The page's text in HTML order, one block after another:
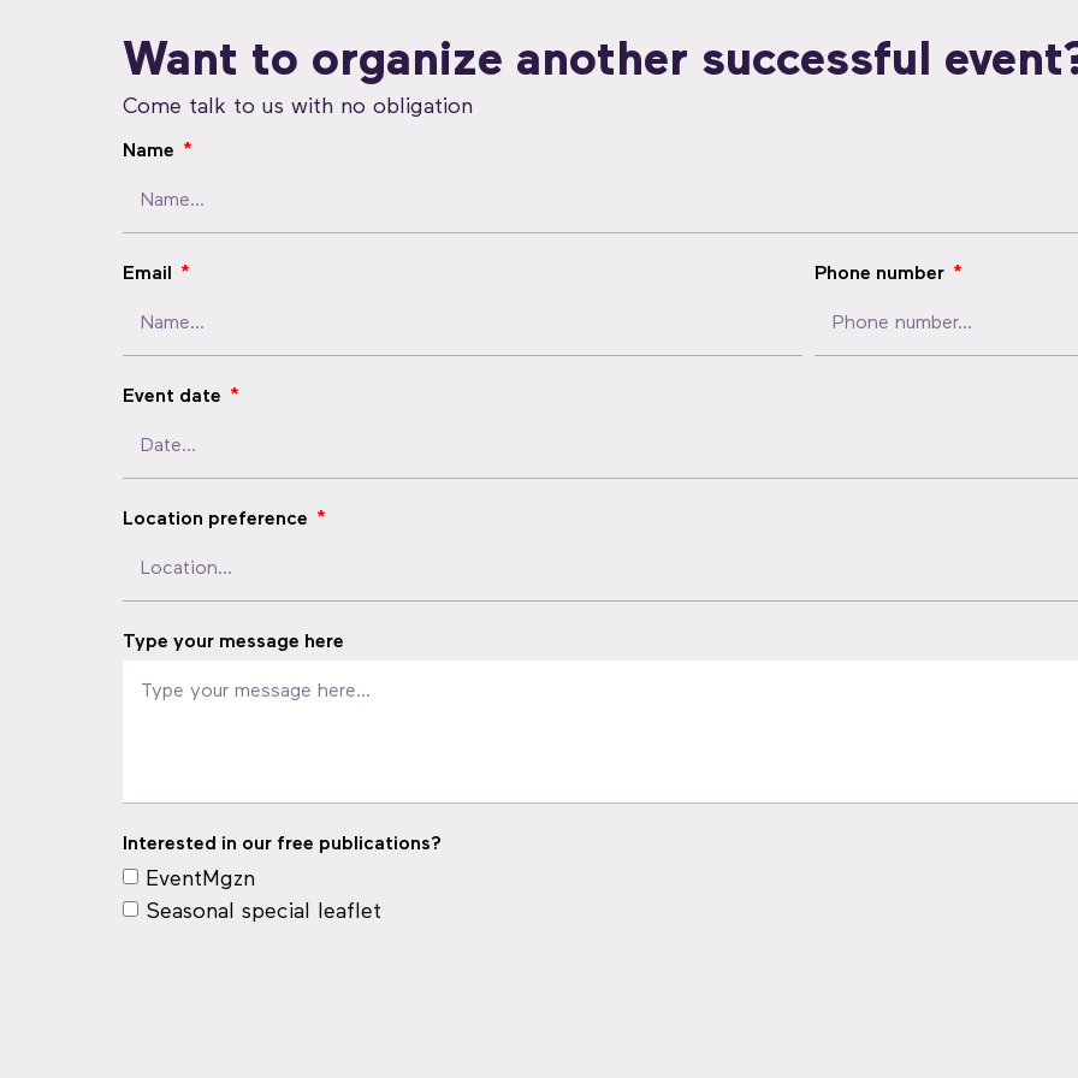
Want to organize another successful
Come talk to us with no obligation
Name
Email Phone number
Event date
Location preference
Type your message here
Interested in our free publications?
EventMgzn
Seasonal special leaflet